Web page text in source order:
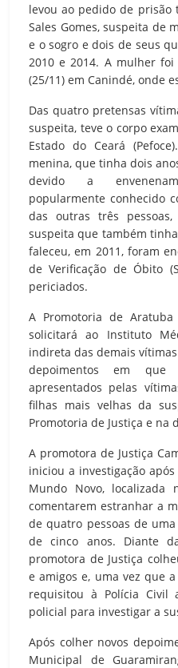
levou ao pedido de prisão
Sales Gomes, suspeita de
e o sogro e dois de seus
2010 e 2014. A mulher
(25/11) em Canindé, onde
Das quatro pretensas
suspeita, teve o corpo
Estado do Ceará
menina, que tinha dois
devido a
popularmente conhecido
das outras três
suspeita que também
faleceu, em 2011, foram
de Verificação de Óbito
periciados.
A Promotoria de
solicitará ao Instituto
indireta das demais
depoimentos em que
apresentados pelas
filhas mais velhas da
Promotoria de Justiça e na
A promotora de Justiça
iniciou a investigação
Mundo Novo,
comentarem estranhar a
de quatro pessoas de
de cinco anos. Diante
promotora de Justiça
e amigos e, uma vez que
requisitou à Polícia Civil
policial para investigar a
Após colher novos
Municipal de